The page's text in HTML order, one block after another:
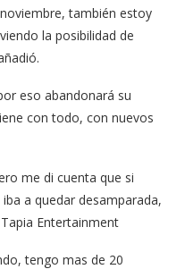
también estoy
la posibilidad de
eso abandonará su
con todo, con nuevos
me di cuenta que si
a quedar desamparada,
Entertainment
tengo mas de 20